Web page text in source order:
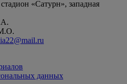
«Сатурн», западная
данных